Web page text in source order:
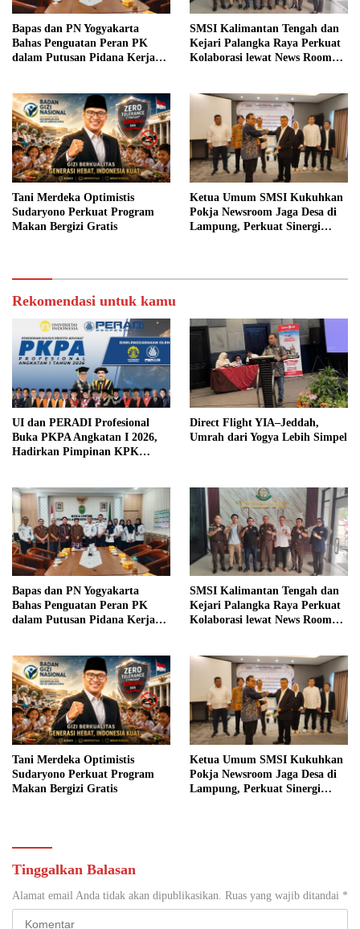
Bapas dan PN Yogyakarta
Bahas Penguatan Peran PK
dalam Putusan Pidana Kerja
SMSI Kalimantan Tengah dan
Kejari Palangka Raya Perkuat
Kolaborasi lewat News Room
Tani Merdeka Optimistis
Sudaryono Perkuat Program
Makan Bergizi Gratis
Ketua Umum SMSI Kukuhkan
Pokja Newsroom Jaga Desa di
Lampung, Perkuat Sinergi
Rekomendasi untuk kamu
UI dan PERADI Profesional
Buka PKPA Angkatan I 2026,
Hadirkan Pimpinan KPK
Direct Flight YIA–Jeddah,
Umrah dari Yogya Lebih Simpel
Bapas dan PN Yogyakarta
Bahas Penguatan Peran PK
dalam Putusan Pidana Kerja
SMSI Kalimantan Tengah dan
Kejari Palangka Raya Perkuat
Kolaborasi lewat News Room
Tani Merdeka Optimistis
Sudaryono Perkuat Program
Makan Bergizi Gratis
Ketua Umum SMSI Kukuhkan
Pokja Newsroom Jaga Desa di
Lampung, Perkuat Sinergi
Tinggalkan Balasan
Alamat email Anda tidak akan dipublikasikan. Ruas yang wajib ditandai *